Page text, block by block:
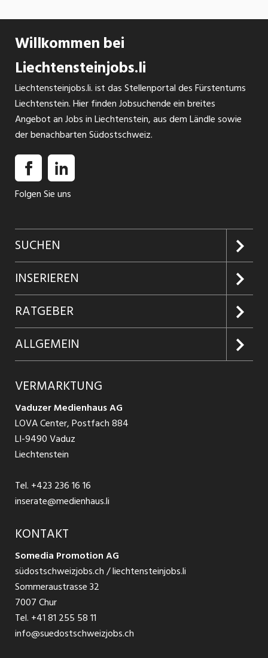
Willkommen bei
Liechtensteinjobs.li
Liechtensteinjobs.li. ist das Stellenportal des Fürstentums
Liechtenstein. Hier finden Jobsuchende ein breites
Angebot an Jobs in Liechtenstein, aus dem Ländle sowie
der benachbarten Südostschweiz.
Folgen Sie uns
SUCHEN
Jobs suchen
Jobabo
Firmen entdecken
Jobs in Graubünden
Jobs in St. Gallen
Jobs in Glarus
Jobs in der Südostschweiz
Temporär Jobs
Teilzeit Jobs
Praktikum
INSERIEREN
Kundenlogin
Inserieren
Produkte
Schnittstelle
RATGEBER
Glossar
Ratgeber Bewerbung / Rekrutierung
ALLGEMEIN
AGB
Datenschutzbestimmungen
Nutzungsbedingungen
Impressum
VERMARKTUNG
Vaduzer Medienhaus AG
LOVA Center, Postfach 884
LI-9490 Vaduz
Liechtenstein
Tel. +423 236 16 16
inserate@medienhaus.li
KONTAKT
Somedia Promotion AG
südostschweizjobs.ch / liechtensteinjobs.li
Sommeraustrasse 32
7007 Chur
Tel. +41 81 255 58 11
info@suedostschweizjobs.ch